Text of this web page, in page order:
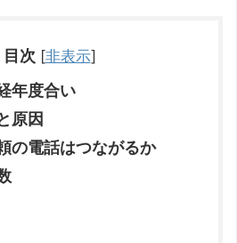
目次 [非表示]
年度合い
原因
の電話はつながるか